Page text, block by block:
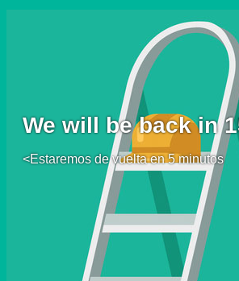
We will be back in
<Estaremos de vuelta en 5 minutos